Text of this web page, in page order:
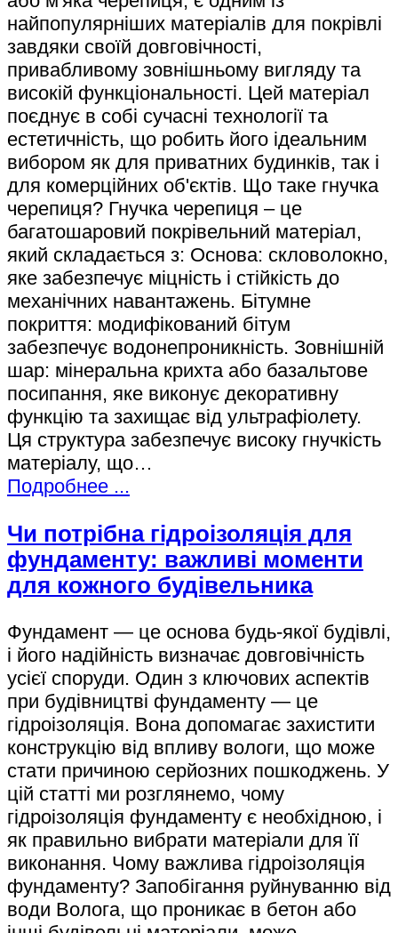
найпопулярніших матеріалів для покрівлі
завдяки своїй довговічності,
привабливому зовнішньому вигляду та
високій функціональності. Цей матеріал
поєднує в собі сучасні технології та
естетичність, що робить його ідеальним
вибором як для приватних будинків, так і
для комерційних об'єктів. Що таке гнучка
черепиця? Гнучка черепиця – це
багатошаровий покрівельний матеріал,
який складається з: Основа: скловолокно,
яке забезпечує міцність і стійкість до
механічних навантажень. Бітумне
покриття: модифікований бітум
забезпечує водонепроникність. Зовнішній
шар: мінеральна крихта або базальтове
посипання, яке виконує декоративну
функцію та захищає від ультрафіолету.
Ця структура забезпечує високу гнучкість
матеріалу, що…
Подробнее ...
Чи потрібна гідроізоляція для
фундаменту: важливі моменти
для кожного будівельника
Фундамент — це основа будь-якої будівлі,
і його надійність визначає довговічність
усієї споруди. Один з ключових аспектів
при будівництві фундаменту — це
гідроізоляція. Вона допомагає захистити
конструкцію від впливу вологи, що може
стати причиною серйозних пошкоджень. У
цій статті ми розглянемо, чому
гідроізоляція фундаменту є необхідною, і
як правильно вибрати матеріали для її
виконання. Чому важлива гідроізоляція
фундаменту? Запобігання руйнуванню від
води Волога, що проникає в бетон або